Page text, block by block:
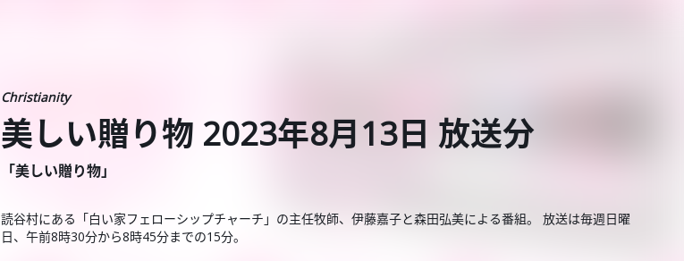
Christianity
美しい贈り物 2023年8月13日 放送分
「美しい贈り物」
読谷村にある「白い家フェローシップチャーチ」の主任牧師、伊藤嘉子と森田弘美による番組。 放送は毎週日曜
日、午前8時30分から8時45分までの15分。